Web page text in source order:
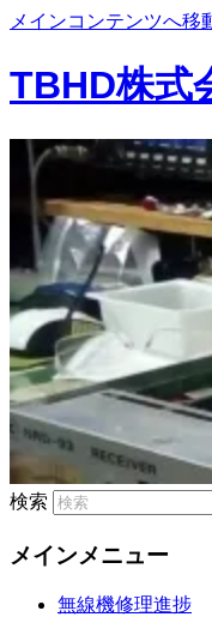
メインコンテンツへ移
TBHD株式
検索
メインメニュー
無線機修理進捗